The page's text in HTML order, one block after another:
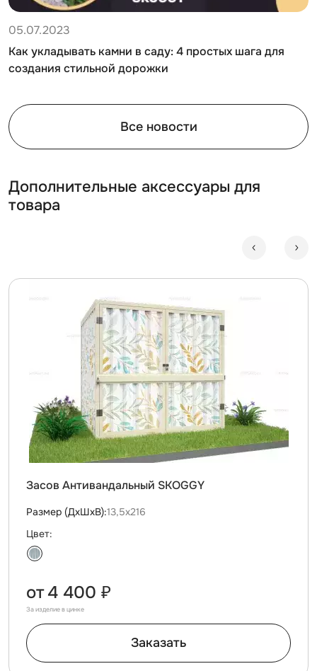
05.07.2023
Как укладывать камни в саду: 4 простых шага для
создания стильной дорожки
Все новости
Дополнительные аксессуары для
товара
Засов Антивандальный SKOGGY
Размер (ДxШxВ):13,5х216
Цвет:
от 4 400 ₽
За изделие в цинке
Заказать